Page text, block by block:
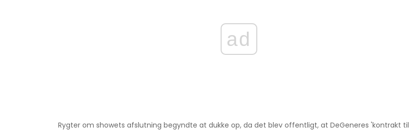
ad
Rygter om showets afslutning begyndte at dukke op, da det blev offentligt, at DeGeneres 'kontrakt til